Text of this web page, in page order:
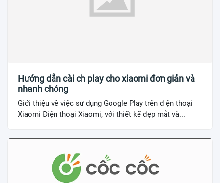
Hướng dẫn cài ch play cho xiaomi đơn giản và
nhanh chóng
Giới thiệu về việc sử dụng Google Play trên điện thoại
Xiaomi Điện thoại Xiaomi, với thiết kế đẹp mắt và...